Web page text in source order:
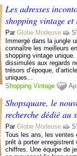
Les adresses
shopping vintage
ParGlobe Modeuse
Immergé dans la jungle
connaître les meilleurs
shopping vintage
dissimulés aux regards
trésors d’époque,
uniques...
Shopping Vintage
Shopsquare, le
recherche dédié au
ParGlobe Modeuse
Tous les ans, les ventes
prêt à porter enregistrent
chiffres. Une équipe de